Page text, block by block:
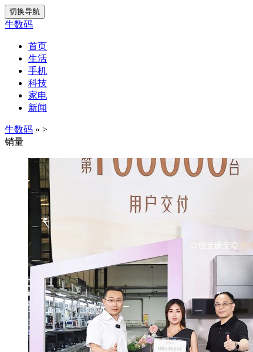
切换导航
牛数码
首页
生活
手机
科技
家电
新闻
牛数码 » >
销量